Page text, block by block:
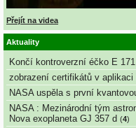
Přejít na videa
Aktuality
Končí kontroverzní éčko E 171
zobrazení certifikátů v
NASA uspěla s první
NASA : Mezinárodní tým
Nova exoplaneta GJ 357 d (4)